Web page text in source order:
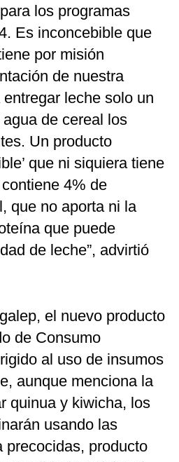
los programas
Es inconcebible que
por misión
de nuestra
leche solo un
de cereal los
Un producto
que ni siquiera tiene
4% de
que no aporta ni la
que puede
de leche”, advirtió
el nuevo producto
de Consumo
al uso de insumos
aunque menciona la
quinua y kiwicha, los
usando las
precocidas, producto